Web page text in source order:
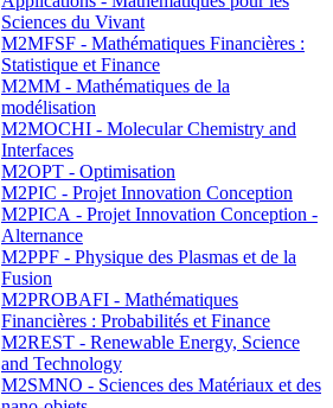
Sciences du Vivant
M2MFSF - Mathématiques Financières :
Statistique et Finance
M2MM - Mathématiques de la
modélisation
M2MOCHI - Molecular Chemistry and
Interfaces
M2OPT - Optimisation
M2PIC - Projet Innovation Conception
M2PICA - Projet Innovation Conception -
Alternance
M2PPF - Physique des Plasmas et de la
Fusion
M2PROBAFI - Mathématiques
Financières : Probabilités et Finance
M2REST - Renewable Energy, Science
and Technology
M2SMNO - Sciences des Matériaux et des